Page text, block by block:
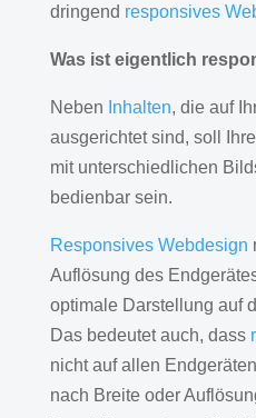
dringend responsives
Was ist eigentlich
Neben Inhalten, die auf
ausgerichtet sind, soll
mit unterschiedlichen
bedienbar sein.
Responsives Webdesign
Auflösung des
optimale Darstellung auf
Das bedeutet auch, dass
nicht auf allen
nach Breite oder